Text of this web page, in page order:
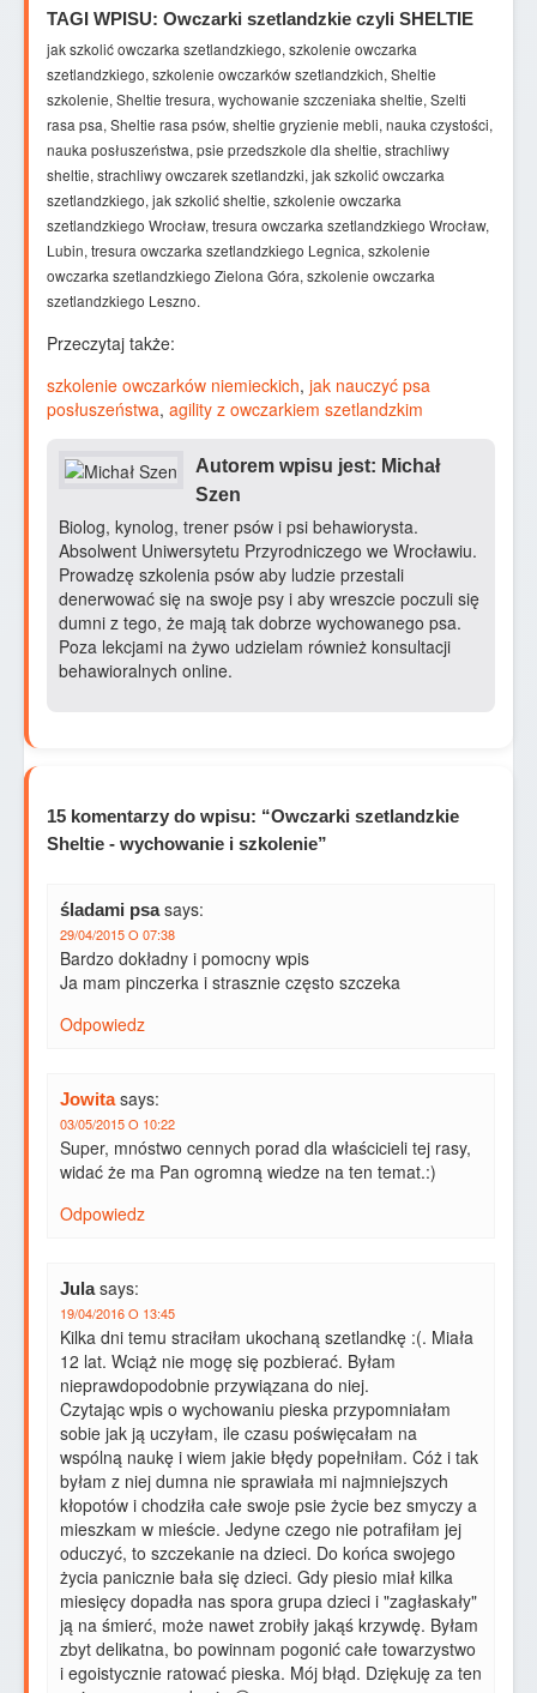
TAGI WPISU: Owczarki szetlandzkie czyli SHELTIE
jak szkolić owczarka szetlandzkiego, szkolenie owczarka
szetlandzkiego, szkolenie owczarków szetlandzkich, Sheltie
szkolenie, Sheltie tresura, wychowanie szczeniaka sheltie, Szelti
rasa psa, Sheltie rasa psów, sheltie gryzienie mebli, nauka czystości,
nauka posłuszeństwa, psie przedszkole dla sheltie, strachliwy
sheltie, strachliwy owczarek szetlandzki, jak szkolić owczarka
szetlandzkiego, jak szkolić sheltie, szkolenie owczarka
szetlandzkiego Wrocław, tresura owczarka szetlandzkiego Wrocław,
Lubin, tresura owczarka szetlandzkiego Legnica, szkolenie
owczarka szetlandzkiego Zielona Góra, szkolenie owczarka
szetlandzkiego Leszno.
Przeczytaj także:
szkolenie owczarków niemieckich, jak nauczyć psa
posłuszeństwa, agility z owczarkiem szetlandzkim
Autorem wpisu jest: Michał
Szen
Biolog, kynolog, trener psów i psi behawiorysta.
Absolwent Uniwersytetu Przyrodniczego we Wrocławiu.
Prowadzę szkolenia psów aby ludzie przestali
denerwować się na swoje psy i aby wreszcie poczuli się
dumni z tego, że mają tak dobrze wychowanego psa.
Poza lekcjami na żywo udzielam również konsultacji
behawioralnych online.
15 komentarzy do wpisu: “Owczarki szetlandzkie
Sheltie - wychowanie i szkolenie”
śladami psa says:
29/04/2015 O 07:38
Bardzo dokładny i pomocny wpis
Ja mam pinczerka i strasznie często szczeka
Odpowiedz
Jowita says:
03/05/2015 O 10:22
Super, mnóstwo cennych porad dla właścicieli tej rasy,
widać że ma Pan ogromną wiedze na ten temat.:)
Odpowiedz
Jula says:
19/04/2016 O 13:45
Kilka dni temu straciłam ukochaną szetlandkę :(. Miała
12 lat. Wciąż nie mogę się pozbierać. Byłam
nieprawdopodobnie przywiązana do niej.
Czytając wpis o wychowaniu pieska przypomniałam
sobie jak ją uczyłam, ile czasu poświęcałam na
wspólną naukę i wiem jakie błędy popełniłam. Cóż i tak
byłam z niej dumna nie sprawiała mi najmniejszych
kłopotów i chodziła całe swoje psie życie bez smyczy a
mieszkam w mieście. Jedyne czego nie potrafiłam jej
oduczyć, to szczekanie na dzieci. Do końca swojego
życia panicznie bała się dzieci. Gdy piesio miał kilka
miesięcy dopadła nas spora grupa dzieci i "zagłaskały"
ją na śmierć, może nawet zrobiły jakąś krzywdę. Byłam
zbyt delikatna, bo powinnam pogonić całe towarzystwo
i egoistycznie ratować pieska. Mój błąd. Dziękuję za ten